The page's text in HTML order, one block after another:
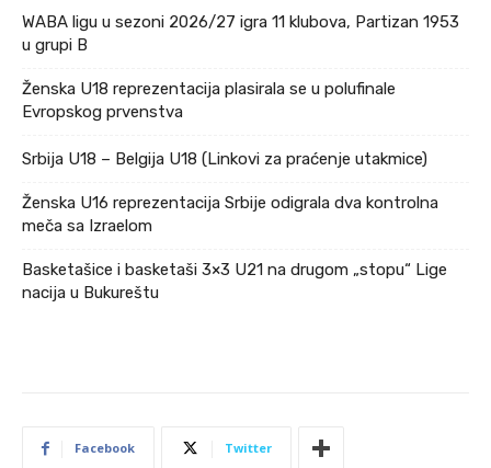
WABA ligu u sezoni 2026/27 igra 11 klubova, Partizan 1953
u grupi B
Ženska U18 reprezentacija plasirala se u polufinale
Evropskog prvenstva
Srbija U18 – Belgija U18 (Linkovi za praćenje utakmice)
Ženska U16 reprezentacija Srbije odigrala dva kontrolna
meča sa Izraelom
Basketašice i basketaši 3×3 U21 na drugom „stopu“ Lige
nacija u Bukureštu
Facebook Twitter